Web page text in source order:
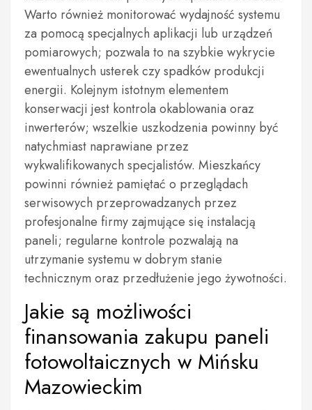
Warto również monitorować wydajność systemu
za pomocą specjalnych aplikacji lub urządzeń
pomiarowych; pozwala to na szybkie wykrycie
ewentualnych usterek czy spadków produkcji
energii. Kolejnym istotnym elementem
konserwacji jest kontrola okablowania oraz
inwerterów; wszelkie uszkodzenia powinny być
natychmiast naprawiane przez
wykwalifikowanych specjalistów. Mieszkańcy
powinni również pamiętać o przeglądach
serwisowych przeprowadzanych przez
profesjonalne firmy zajmujące się instalacją
paneli; regularne kontrole pozwalają na
utrzymanie systemu w dobrym stanie
technicznym oraz przedłużenie jego żywotności.
Jakie są możliwości
finansowania zakupu paneli
fotowoltaicznych w Mińsku
Mazowieckim